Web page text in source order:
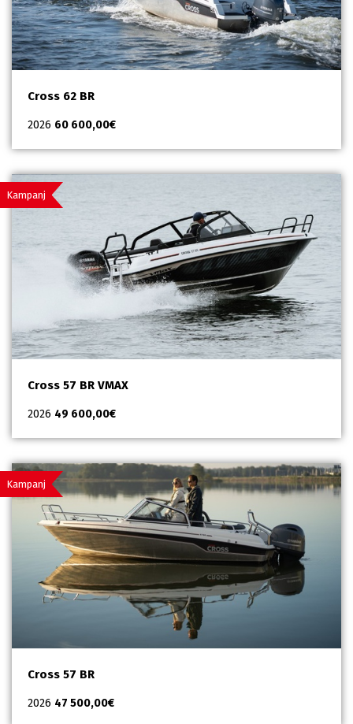
Cross 62 BR
2026 60 600,00€
Kampanj
Cross 57 BR VMAX
2026 49 600,00€
Kampanj
Cross 57 BR
2026 47 500,00€